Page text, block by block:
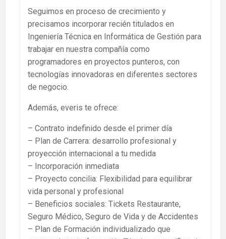
Seguimos en proceso de crecimiento y
precisamos incorporar recién titulados en
Ingeniería Técnica en Informática de Gestión para
trabajar en nuestra compañía como
programadores en proyectos punteros, con
tecnologías innovadoras en diferentes sectores
de negocio.
Además, everis te ofrece:
– Contrato indefinido desde el primer día
– Plan de Carrera: desarrollo profesional y
proyección internacional a tu medida
– Incorporación inmediata
– Proyecto concilia: Flexibilidad para equilibrar
vida personal y profesional
– Beneficios sociales: Tickets Restaurante,
Seguro Médico, Seguro de Vida y de Accidentes
– Plan de Formación individualizado que